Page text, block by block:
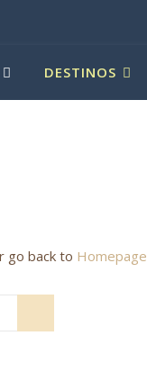
DESTINOS
go back to Homepage